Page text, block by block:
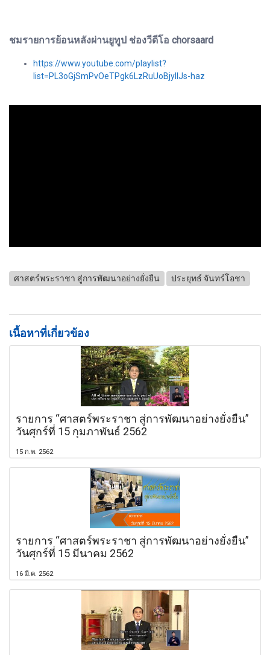
ชมรายการย้อนหลังผ่านยูทูป ช่องวีดีโอ chorsaard
https://www.youtube.com/playlist?
list=PL3oGjSmPvOeTPgk6LzRuUoBjyIlJs-haz
ศาสตร์พระราชา สู่การพัฒนาอย่างยั่งยืน ประยุทธ์ จันทร์โอชา
เนื้อหาที่เกี่ยวข้อง
รายการ “ศาสตร์พระราชา สู่การพัฒนาอย่างยั่งยืน”
วันศุกร์ที่ 15 กุมภาพันธ์ 2562
15 ก.พ. 2562
รายการ “ศาสตร์พระราชา สู่การพัฒนาอย่างยั่งยืน”
วันศุกร์ที่ 15 มีนาคม 2562
16 มี.ค. 2562